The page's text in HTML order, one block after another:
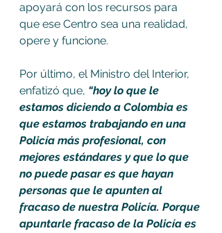
apoyará con los recursos para
que ese Centro sea una realidad,
opere y funcione.
Por último, el Ministro del Interior,
enfatizó que, “hoy lo que le
estamos diciendo a Colombia es
que estamos trabajando en una
Policía más profesional, con
mejores estándares y que lo que
no puede pasar es que hayan
personas que le apunten al
fracaso de nuestra Policía. Porque
apuntarle fracaso de la Policía es